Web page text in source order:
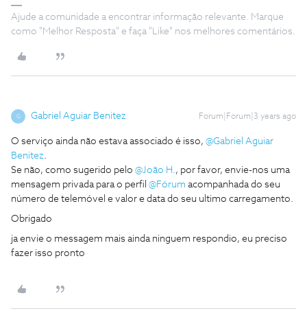
Ajude a comunidade a encontrar informação relevante. Marque
como "Melhor Resposta" e faça "Like" nos melhores comentários.
G Gabriel Aguiar Benitez Forum|Forum|3 years ago
O serviço ainda não estava associado é isso, @Gabriel Aguiar
Benitez.
Se não, como sugerido pelo @João H., por favor, envie-nos uma
mensagem privada para o perfil @Fórum acompanhada do seu
número de telemóvel e valor e data do seu ultimo carregamento.
Obrigado
ja envie o messagem mais ainda ninguem respondio, eu preciso
fazer isso pronto